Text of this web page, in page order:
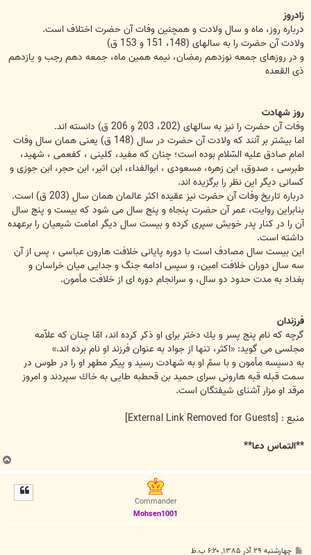
زادروز
درباره روز، ماه و سال ولادت و همچنين وفات آن حضرت اختلاف است.
ولادت آن حضرت را به سالهاى (148، 151 و 153 ق)
و در روزهاى جمعه نوزدهم رمضان، نيمه همين ماه، جمعه دهم رجب و يازدهم
ذى القعده
روز شهادت
وفات آن حضرت را نيز به سالهاى (202، 203 و 206 ق) دانسته اند.
اما بيشتر بر آنند كه ولادت آن حضرت در سال (148 ق) يعنى همان سال وفات
امام صادق عليه السّلام بوده است؛ چنان كه مفيد، كلينى ، كفعمى ، شهيد،
طبرسى ، صدوق، ابن زهره، مسعودى ، ابوالفداء، ابن اثير، ابن حجر، ابن جوزى و
كسانى ديگر اين نظر را برگزيده اند.
درباره تاريخ وفات آن حضرت نيز عقيده اكثر عالمان همان سال (203 ق) است.
بنابراين روايت، عمر آن حضرت پنجاه و پنج سال مى شود كه بيست و پنج سال
آن را در كنار پدر خويش سپرى كرده و بيست سال ديگر امامت شيعيان را برعهده
داشته است.
اين بيست سال مصادف است با دوره پايانى خلافت هارون عباسى ، پس از آن
سه سال دوران خلافت امين، و سپس ادامه جنگ و جدايى ميان خراسان و
بغداد به مدت حدود دو سال، و سرانجام دوره اى از خلافت مأمون.
فرزندان
گرچه كه نام پنج پسر و يك دختر براى او ذكر كرده اند، امّا چنان كه علاّمه
مجلسى مى گويد: «اكثر، تنها از جواد به عنوان فرزند او نام برده اند.»
به دسيسه مأمون و با سمّ او به شهادت رسيد و پيكر مطهر او را در طوس در
سمت قبله قبه هارونى سراى حميد بن قحطبه طايى به خاك سپردند و امروز
مرقد او مزار آشناى شيفتگان است.
منبع :
**التماس دعا**
ب
ا
Commander
Mohsen1001
پ چهارشنبه ۲۹ آذر ۱۳۸۵, ۶:۲۰ ب.ظ